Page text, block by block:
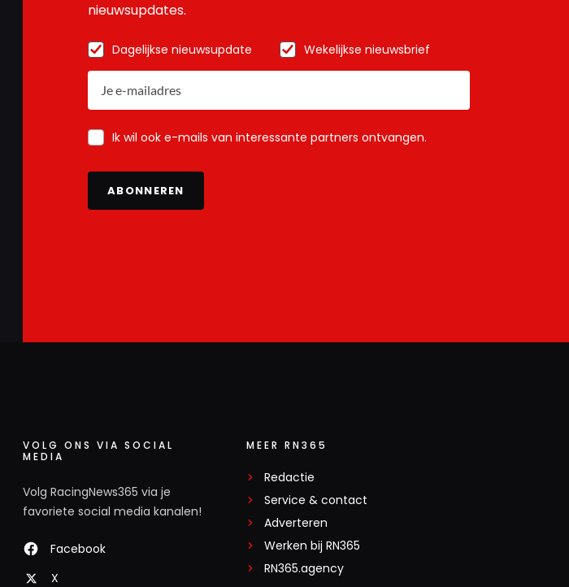
nieuwsupdates.
Dagelijkse nieuwsupdate Wekelijkse nieuwsbrief
Ik wil ook e-mails van interessante partners ontvangen.
ABONNEREN
VOLG ONS VIA SOCIAL
MEDIA
Volg RacingNews365 via je
favoriete social media kanalen!
Facebook
X
MEER RN365
Redactie
Service & contact
Adverteren
Werken bij RN365
RN365.agency